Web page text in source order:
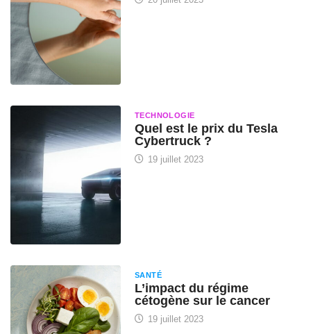
TECHNOLOGIE
Quel est le prix du Tesla
Cybertruck ?
19 juillet 2023
SANTÉ
L’impact du régime
cétogène sur le cancer
19 juillet 2023